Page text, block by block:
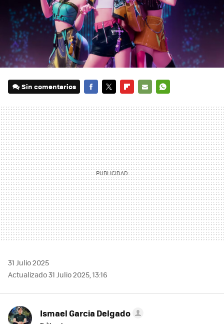
Sin comentarios
MAIL
31 Julio 2025
Actualizado 31 Julio 2025, 13:16
Ismael Garcia Delgado